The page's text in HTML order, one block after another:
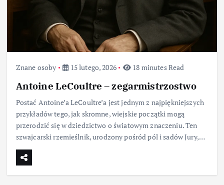
Znane osoby 15 lutego, 2026 18 minutes Read
Antoine LeCoultre – zegarmistrzostwo
Postać Antoine’a LeCoultre’a jest jednym z najpiękniejszych
przykładów tego, jak skromne, wiejskie początki mogą
przerodzić się w dziedzictwo o światowym znaczeniu. Ten
szwajcarski rzemieślnik, urodzony pośród pól i sadów Jury,…